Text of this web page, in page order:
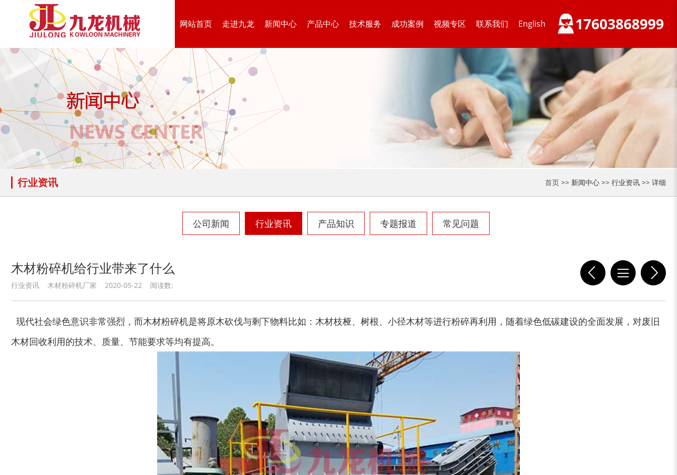
网站首页 走进九龙 新闻中心 产品中心 技术服务 成功案例 视频专区 联系我们 English 17603868999
行业资讯 首页 >> 新闻中心 >> 行业资讯 >> 详细
公司新闻 行业资讯 产品知识 专题报道 常见问题
木材粉碎机给行业带来了什么
行业资讯 木材粉碎机厂家 2020-05-22 阅读数:
现代社会绿色意识非常强烈，而木材粉碎机是将原木砍伐与剩下物料比如：木材枝桠、树根、小径木材等进行粉碎再利用，随着绿色低碳建设的全面发展，对废旧
木材回收利用的技术、质量、节能要求等均有提高。